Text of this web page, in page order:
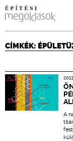
CÍMKÉK:
A